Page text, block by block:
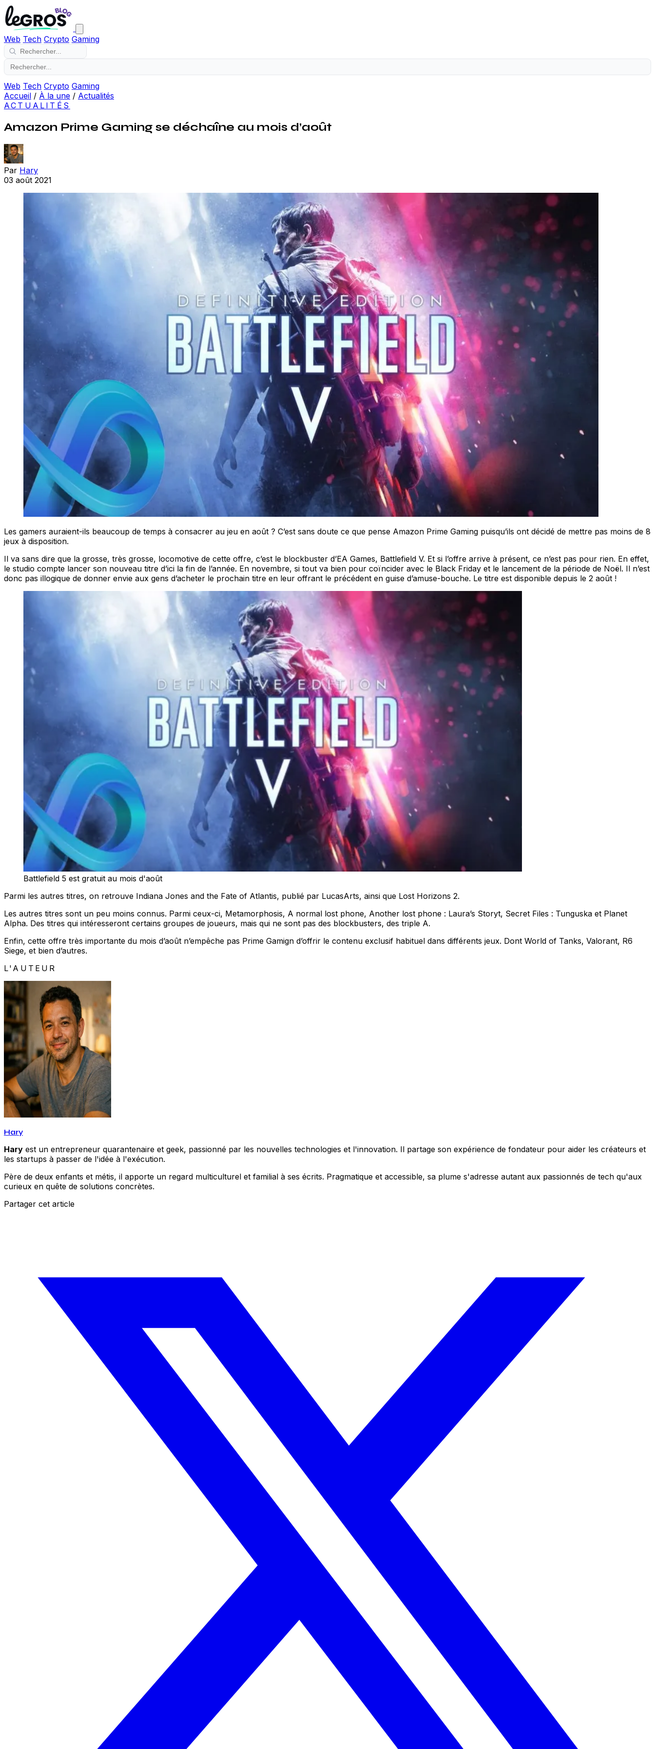
Web Tech Crypto Gaming
Web Tech Crypto Gaming
Accueil / À la une / Actualités
ACTUALITÉS
Amazon Prime Gaming se déchaîne au mois d’août
Par Hary
03 août 2021
Les gamers auraient-ils beaucoup de temps à consacrer au jeu en août ? C’est sans doute ce que pense Amazon Prime Gaming puisqu’ils ont décidé de mettre pas moins de 8
jeux à disposition.
Il va sans dire que la grosse, très grosse, locomotive de cette offre, c’est le blockbuster d’EA Games, Battlefield V. Et si l’offre arrive à présent, ce n’est pas pour rien. En effet,
le studio compte lancer son nouveau titre d’ici la fin de l’année. En novembre, si tout va bien pour coïncider avec le Black Friday et le lancement de la période de Noël. Il n’est
donc pas illogique de donner envie aux gens d’acheter le prochain titre en leur offrant le précédent en guise d’amuse-bouche. Le titre est disponible depuis le 2 août !
Battlefield 5 est gratuit au mois d'août
Parmi les autres titres, on retrouve Indiana Jones and the Fate of Atlantis, publié par LucasArts, ainsi que Lost Horizons 2.
Les autres titres sont un peu moins connus. Parmi ceux-ci, Metamorphosis, A normal lost phone, Another lost phone : Laura’s Storyt, Secret Files : Tunguska et Planet
Alpha. Des titres qui intéresseront certains groupes de joueurs, mais qui ne sont pas des blockbusters, des triple A.
Enfin, cette offre très importante du mois d’août n’empêche pas Prime Gamign d’offrir le contenu exclusif habituel dans différents jeux. Dont World of Tanks, Valorant, R6
Siege, et bien d’autres.
L'AUTEUR
Hary
Hary est un entrepreneur quarantenaire et geek, passionné par les nouvelles technologies et l'innovation. Il partage son expérience de fondateur pour aider les créateurs et
les startups à passer de l'idée à l'exécution.
Père de deux enfants et métis, il apporte un regard multiculturel et familial à ses écrits. Pragmatique et accessible, sa plume s'adresse autant aux passionnés de tech qu'aux
curieux en quête de solutions concrètes.
Partager cet article